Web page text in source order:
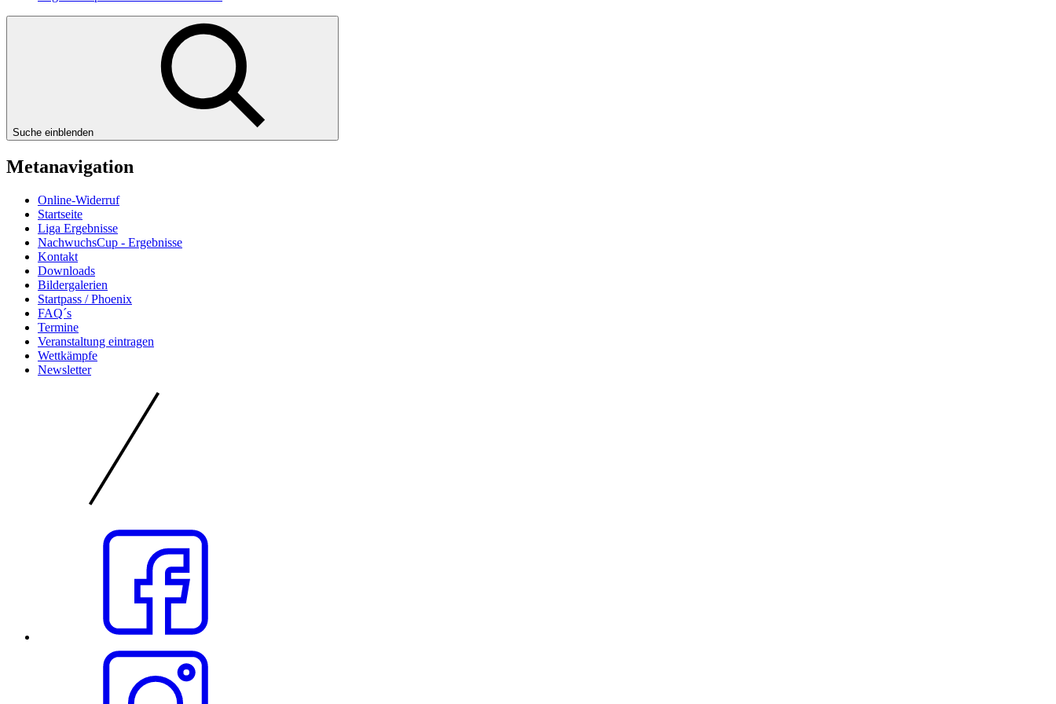
Suche einblenden
Metanavigation
Online-Widerruf
Startseite
Liga Ergebnisse
NachwuchsCup - Ergebnisse
Kontakt
Downloads
Bildergalerien
Startpass / Phoenix
FAQ´s
Termine
Veranstaltung eintragen
Wettkämpfe
Newsletter